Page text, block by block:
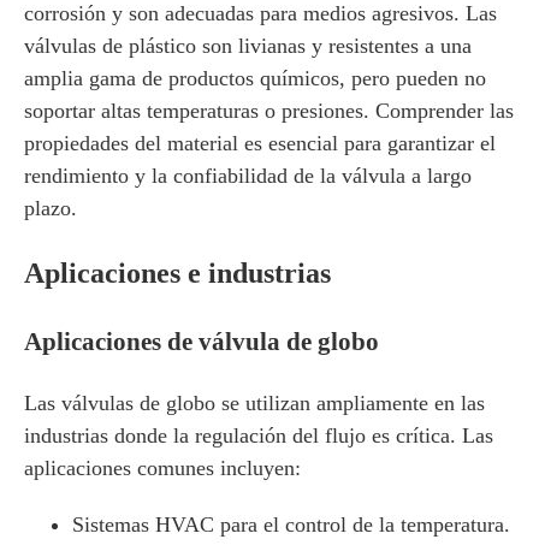
corrosión y son adecuadas para medios agresivos. Las
válvulas de plástico son livianas y resistentes a una
amplia gama de productos químicos, pero pueden no
soportar altas temperaturas o presiones. Comprender las
propiedades del material es esencial para garantizar el
rendimiento y la confiabilidad de la válvula a largo
plazo.
Aplicaciones e industrias
Aplicaciones de válvula de globo
Las válvulas de globo se utilizan ampliamente en las
industrias donde la regulación del flujo es crítica. Las
aplicaciones comunes incluyen:
Sistemas HVAC para el control de la temperatura.